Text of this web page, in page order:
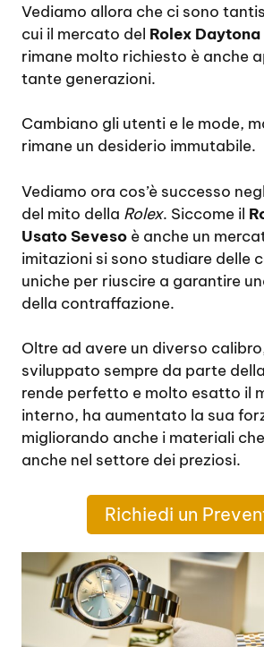
Vediamo allora che ci sono
cui il mercato del Rolex
rimane molto richiesto è anche
tante generazioni.
Cambiano gli utenti e le mode,
rimane un desiderio immutabile.
Vediamo ora cos’è successo
del mito della Rolex. Siccome il
Usato Seveso è anche un
imitazioni si sono studiare delle
uniche per riuscire a garantire
della contraffazione.
Oltre ad avere un diverso
sviluppato sempre da parte della
rende perfetto e molto esatto il
interno, ha aumentato la sua
migliorando anche i materiali
anche nel settore dei preziosi.
Richiedi un